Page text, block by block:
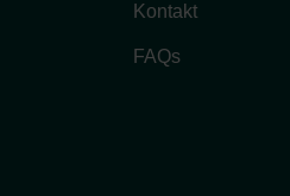
Kontakt
FAQs